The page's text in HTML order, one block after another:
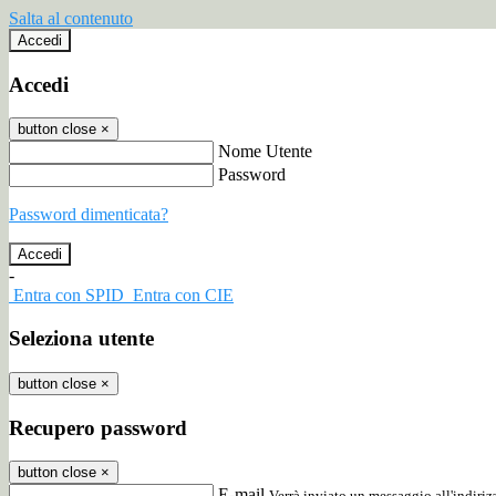
Salta al contenuto
Accedi
Accedi
button close ×
Nome Utente
Password
Password dimenticata?
-
Entra con SPID Entra con CIE
Seleziona utente
button close ×
Recupero password
button close ×